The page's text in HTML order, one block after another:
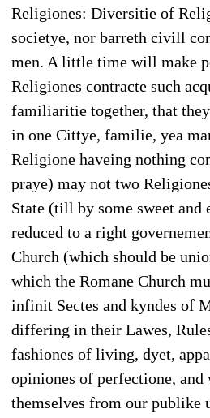
Religiones: Diversitie of
societye, nor barreth civill
men. A little time will make
Religiones contracte such
familiaritie together, that
in one Cittye, familie, yea
Religione haveing nothing
praye) may not two
State (till by some sweet and
reduced to a right
Church (which should be
which the Romane Church
infinit Sectes and kyndes of
differing in their Lawes,
fashiones of living, dyet,
opiniones of perfectione, and
themselves from our publike